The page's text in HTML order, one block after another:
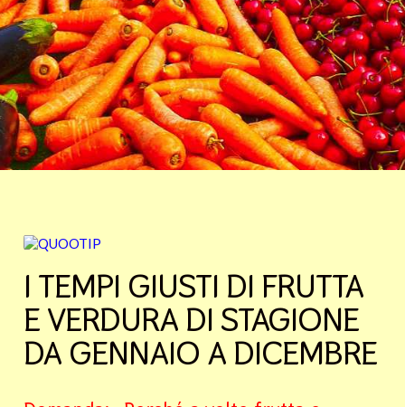
I TEMPI GIUSTI DI FRUTTA
E VERDURA DI STAGIONE
DA GENNAIO A DICEMBRE